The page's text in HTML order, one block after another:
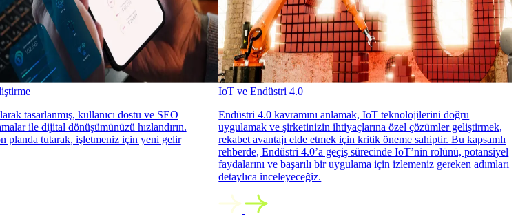
tasarlanmış, kullanıcı dostu ve SEO
ile dijital dönüşümünüzü hızlandırın.
planda tutarak, işletmeniz için yeni gelir
IoT ve Endüstri 4.0
Endüstri 4.0 kavramını anlamak, IoT teknolojilerini doğru
uygulamak ve şirketinizin ihtiyaçlarına özel çözümler geliştirmek,
rekabet avantajı elde etmek için kritik öneme sahiptir. Bu kapsamlı
rehberde, Endüstri 4.0’a geçiş sürecinde IoT’nin rolünü, potansiyel
faydalarını ve başarılı bir uygulama için izlemeniz gereken adımları
detaylıca inceleyeceğiz.